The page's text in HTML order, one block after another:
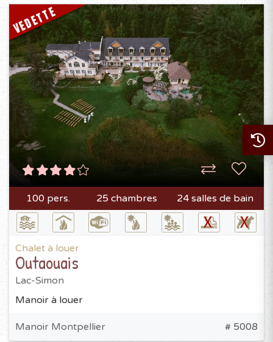
VEDETTE
100 pers. 25 chambres 24 salles de bain
Chalet à louer
Outaouais
Lac-Simon
Manoir à louer
Manoir Montpellier # 5008